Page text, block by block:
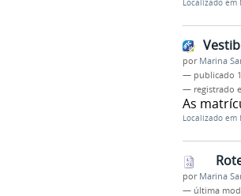
Localizado em
por Marina
— publicado
— registrado
As
Localizado em
por Marina
— última